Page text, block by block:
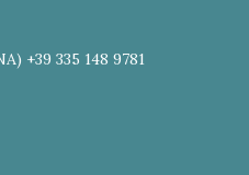
+39 335 148 9781